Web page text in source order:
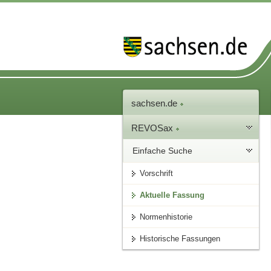
sachsen.de
REVOSax
Einfache Suche
Vorschrift
Aktuelle Fassung
Normenhistorie
Historische Fassungen